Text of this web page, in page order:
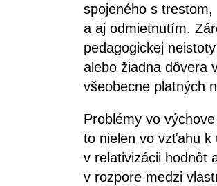
spojeného s
a aj odmietnutím.
pedagogickej
alebo žiadna dôvera
všeobecne platných
Problémy vo
to nielen vo vzťahu k
v relativizácii hodnôt
v rozpore medzi